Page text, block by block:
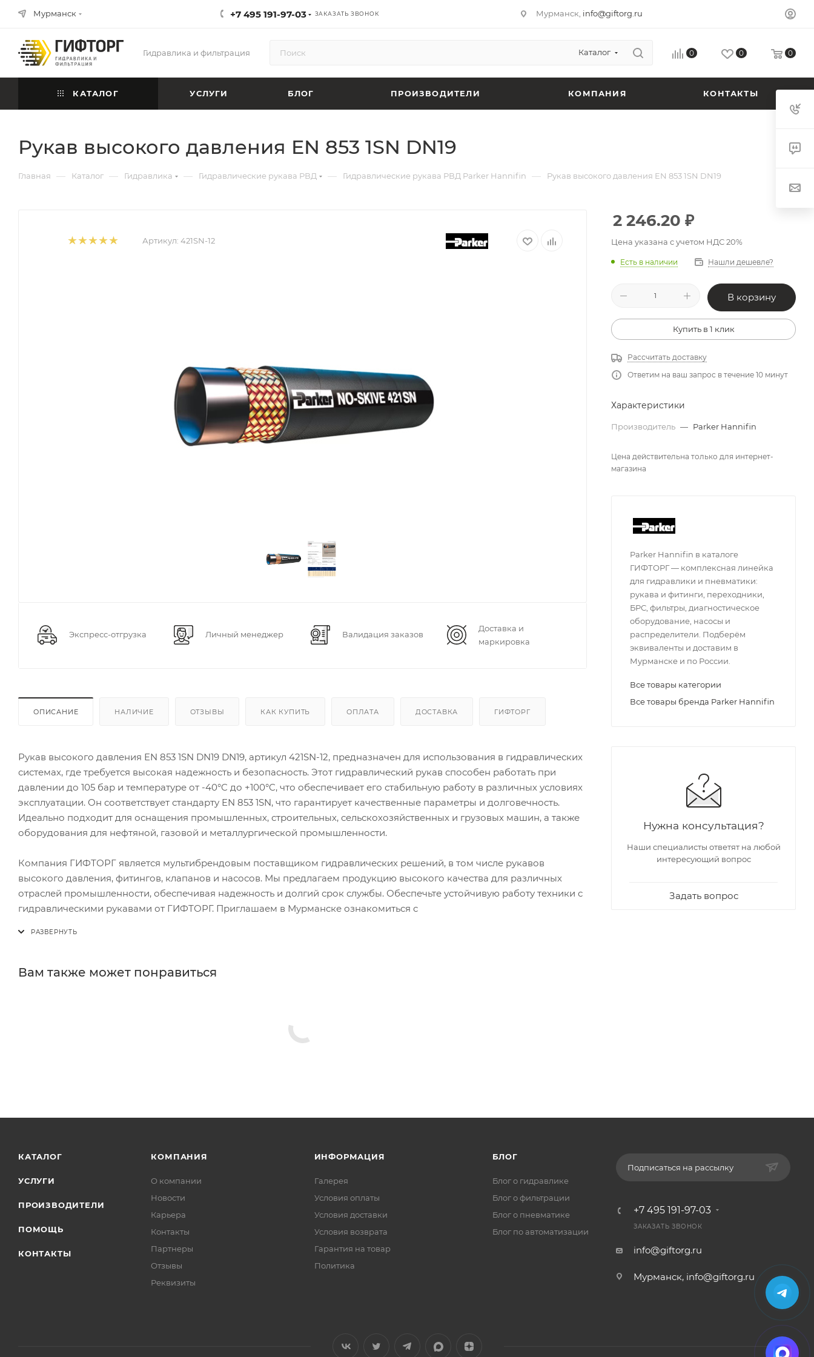
Мурманск +7 495 191-97-03 ЗАКАЗАТЬ ЗВОНОК Мурманск, info@giftorg.ru
Гидравлика и фильтрация Каталог 0 0 0
КАТАЛОГ УСЛУГИ БЛОГ ПРОИЗВОДИТЕЛИ КОМПАНИЯ КОНТАКТЫ
Рукав высокого давления EN 853 1SN DN19
Главная — Каталог — Гидравлика — Гидравлические рукава РВД — Гидравлические рукава РВД Parker Hannifin — Рукав высокого давления EN 853 1SN DN19
Артикул: 421SN-12
Экспресс-отгрузка Личный менеджер Валидация заказов
Доставка и
маркировка
ОПИСАНИЕ НАЛИЧИЕ ОТЗЫВЫ КАК КУПИТЬ ОПЛАТА ДОСТАВКА ГИФТОРГ
Рукав высокого давления EN 853 1SN DN19 DN19, артикул 421SN-12, предназначен для использования в гидравлических
системах, где требуется высокая надежность и безопасность. Этот гидравлический рукав способен работать при
давлении до 105 бар и температуре от -40°C до +100°C, что обеспечивает его стабильную работу в различных условиях
эксплуатации. Он соответствует стандарту EN 853 1SN, что гарантирует качественные параметры и долговечность.
Идеально подходит для оснащения промышленных, строительных, сельскохозяйственных и грузовых машин, а также
оборудования для нефтяной, газовой и металлургической промышленности.
Компания ГИФТОРГ является мультибрендовым поставщиком гидравлических решений, в том числе рукавов
высокого давления, фитингов, клапанов и насосов. Мы предлагаем продукцию высокого качества для различных
отраслей промышленности, обеспечивая надежность и долгий срок службы. Обеспечьте устойчивую работу техники с
гидравлическими рукавами от ГИФТОРГ. Приглашаем в Мурманске ознакомиться с
Вам также может понравиться
2 246.20 ₽
Цена указана с учетом НДС 20%
Есть в наличии Нашли дешевле?
В корзину
Купить в 1 клик
Рассчитать доставку
Ответим на ваш запрос в течение 10 минут
Характеристики
Производитель — Parker Hannifin
Цена действительна только для интернет-
магазина
Parker Hannifin в каталоге
ГИФТОРГ — комплексная линейка
для гидравлики и пневматики:
рукава и фитинги, переходники,
БРС, фильтры, диагностическое
оборудование, насосы и
распределители. Подберём
эквиваленты и доставим в
Мурманске и по России.
Все товары категории
Все товары бренда Parker Hannifin
Нужна консультация?
Наши специалисты ответят на любой
интересующий вопрос
Задать вопрос
КАТАЛОГ
УСЛУГИ
ПРОИЗВОДИТЕЛИ
ПОМОЩЬ
КОНТАКТЫ
КОМПАНИЯ
О компании
Новости
Карьера
Контакты
Партнеры
Отзывы
Реквизиты
ИНФОРМАЦИЯ
Галерея
Условия оплаты
Условия доставки
Условия возврата
Гарантия на товар
Политика
БЛОГ
Блог о гидравлике
Блог о фильтрации
Блог о пневматике
Блог по автоматизации
Подписаться на рассылку
+7 495 191-97-03
ЗАКАЗАТЬ ЗВОНОК
info@giftorg.ru
Мурманск, info@giftorg.ru